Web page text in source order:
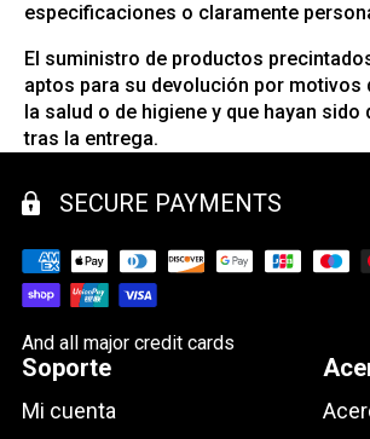
especificaciones o claramente
El suministro de productos
aptos para su devolución por motivos
la salud o de higiene y que hayan sido
tras la entrega.
SECURE PAYMENTS
And all major credit cards
Soporte
Mi cuenta